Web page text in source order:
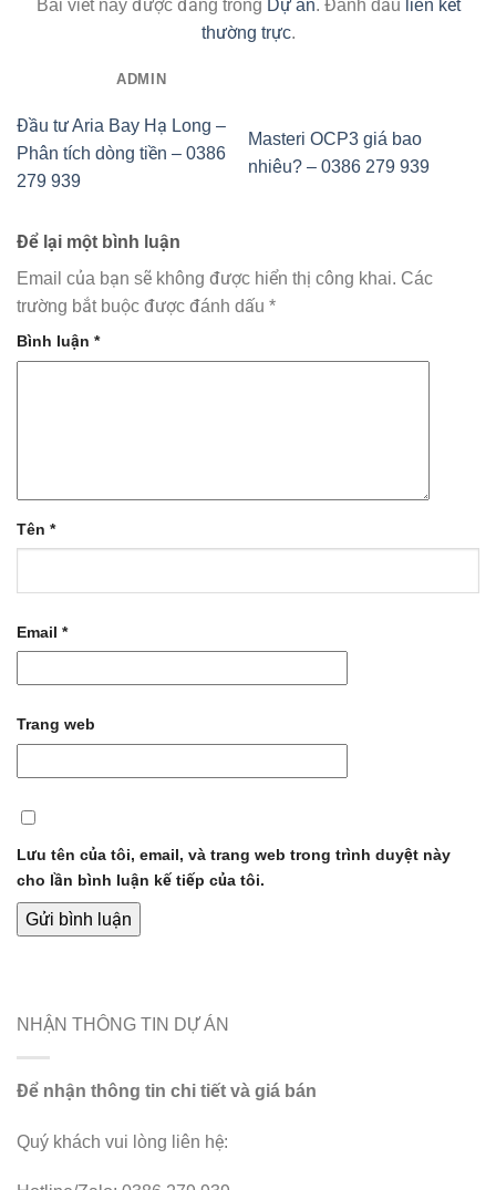
Bài viết này được đăng trong Dự án. Đánh dấu liên kết
thường trực.
ADMIN
Đầu tư Aria Bay Hạ Long –
Phân tích dòng tiền – 0386
279 939
Masteri OCP3 giá bao
nhiêu? – 0386 279 939
Để lại một bình luận
Email của bạn sẽ không được hiển thị công khai. Các
trường bắt buộc được đánh dấu *
Bình luận *
Tên *
Email *
Trang web
Lưu tên của tôi, email, và trang web trong trình duyệt này
cho lần bình luận kế tiếp của tôi.
NHẬN THÔNG TIN DỰ ÁN
Để nhận thông tin chi tiết và giá bán
Quý khách vui lòng liên hệ: